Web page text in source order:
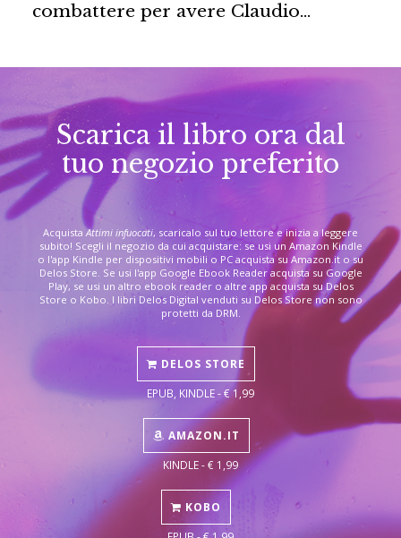
combattere per avere Claudio…
Scarica il libro ora dal
tuo negozio preferito
Acquista Attimi infuocati, scaricalo sul tuo lettore e inizia a leggere
subito! Scegli il negozio da cui acquistare: se usi un Amazon Kindle
o l'app Kindle per dispositivi mobili o PC acquista su Amazon.it o su
Delos Store. Se usi l'app Google Ebook Reader acquista su Google
Play, se usi un altro ebook reader o altre app acquista su Delos
Store o Kobo. I libri Delos Digital venduti su Delos Store non sono
protetti da DRM.
DELOS STORE
EPUB, KINDLE - € 1,99
AMAZON.IT
KINDLE - € 1,99
KOBO